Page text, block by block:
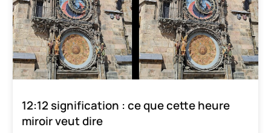
12:12 signification : ce que cette heure
miroir veut dire